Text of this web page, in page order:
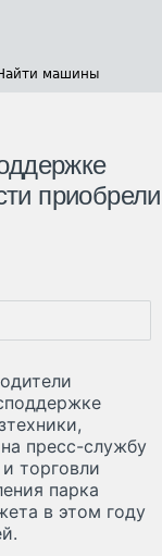
машины
приобрели
пресс-службу
торговли
парка
в этом году